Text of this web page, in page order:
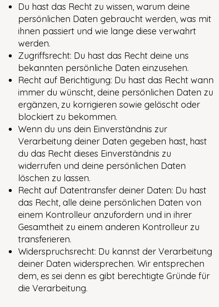
Du hast das Recht zu wissen, warum deine
persönlichen Daten gebraucht werden, was mit
ihnen passiert und wie lange diese verwahrt
werden.
Zugriffsrecht: Du hast das Recht deine uns
bekannten persönliche Daten einzusehen.
Recht auf Berichtigung: Du hast das Recht wann
immer du wünscht, deine persönlichen Daten zu
ergänzen, zu korrigieren sowie gelöscht oder
blockiert zu bekommen.
Wenn du uns dein Einverständnis zur
Verarbeitung deiner Daten gegeben hast, hast
du das Recht dieses Einverständnis zu
widerrufen und deine persönlichen Daten
löschen zu lassen.
Recht auf Datentransfer deiner Daten: Du hast
das Recht, alle deine persönlichen Daten von
einem Kontrolleur anzufordern und in ihrer
Gesamtheit zu einem anderen Kontrolleur zu
transferieren.
Widerspruchsrecht: Du kannst der Verarbeitung
deiner Daten widersprechen. Wir entsprechen
dem, es sei denn es gibt berechtigte Gründe für
die Verarbeitung.